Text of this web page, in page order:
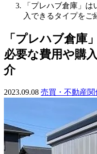
「プレハブ倉庫」
入できるタイプをご
「プレハブ倉庫
必要な費用や購
介
2023.09.08 売買・不動産関